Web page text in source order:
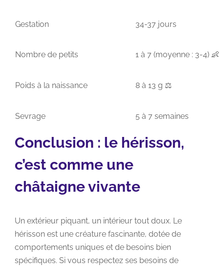
Gestation 34-37 jours
Nombre de petits 1 à 7 (moyenne : 3-4) 👶
Poids à la naissance 8 à 13 g ⚖️
Sevrage 5 à 7 semaines
Conclusion : le hérisson,
c’est comme une
châtaigne vivante
Un extérieur piquant, un intérieur tout doux. Le
hérisson est une créature fascinante, dotée de
comportements uniques et de besoins bien
spécifiques. Si vous respectez ses besoins de